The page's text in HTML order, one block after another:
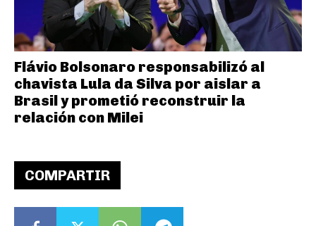
COMPARTIR
Flávio Bolsonaro responsabilizó al
chavista Lula da Silva por aislar a
Brasil y prometió reconstruir la
relación con Milei